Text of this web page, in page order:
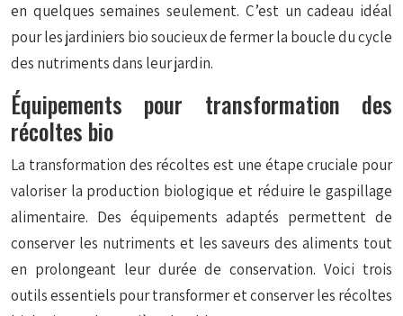
en quelques semaines seulement. C’est un cadeau idéal
pour les jardiniers bio soucieux de fermer la boucle du cycle
des nutriments dans leur jardin.
Équipements pour transformation des
récoltes bio
La transformation des récoltes est une étape cruciale pour
valoriser la production biologique et réduire le gaspillage
alimentaire. Des équipements adaptés permettent de
conserver les nutriments et les saveurs des aliments tout
en prolongeant leur durée de conservation. Voici trois
outils essentiels pour transformer et conserver les récoltes